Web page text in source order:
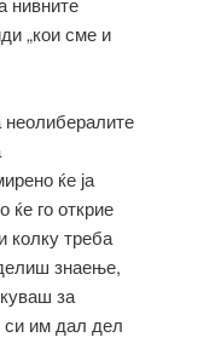
„кои сме и
неолибералите
ќе ја
ќе го открие
колку треба
знаење,
за
си им дал дел